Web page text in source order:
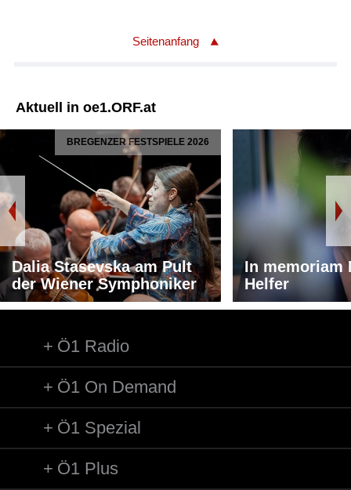
Untertitel: Luis Munoz
Label: Pelin Music
Seitenanfang
Aktuell in oe1.ORF.at
BREGENZER FESTSPIELE 2026
Dalia Stasevska am Pult
der Wiener Symphoniker
In memoriam
Helfer
Ö1 Radio
Ö1 On Demand
Ö1 Spezial
Ö1 Plus